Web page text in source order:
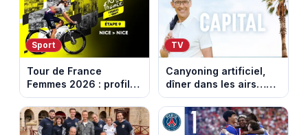
Sport
Tour de France
Femmes 2026 : profil
et horaires de la
dernière étape à Nice
TV
Canyoning artificiel,
dîner dans les airs…
les loisirs les plus fous
passés au crible dans
Capital